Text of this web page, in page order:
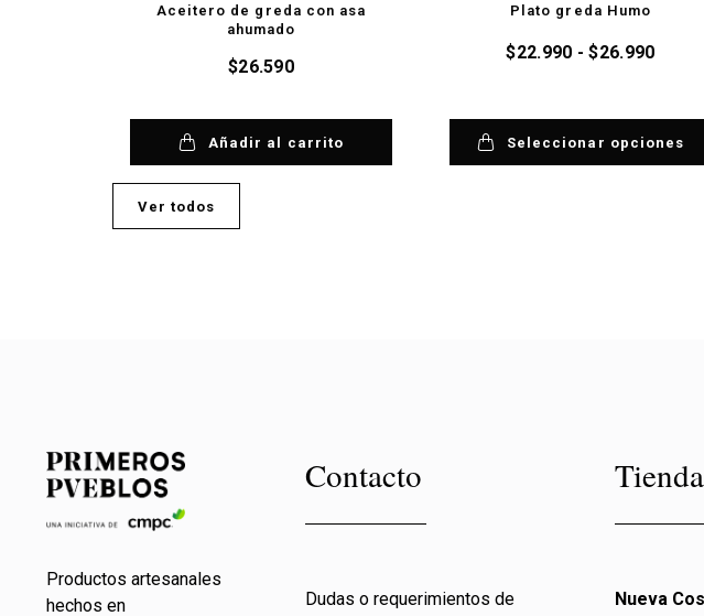
Aceitero de greda con asa
ahumado
$26.590
Añadir al carrito
Plato greda Humo
$22.990 - $26.990
Seleccionar opciones
Ver todos
Productos artesanales
hechos en
Contacto
Dudas o requerimientos de
Nueva